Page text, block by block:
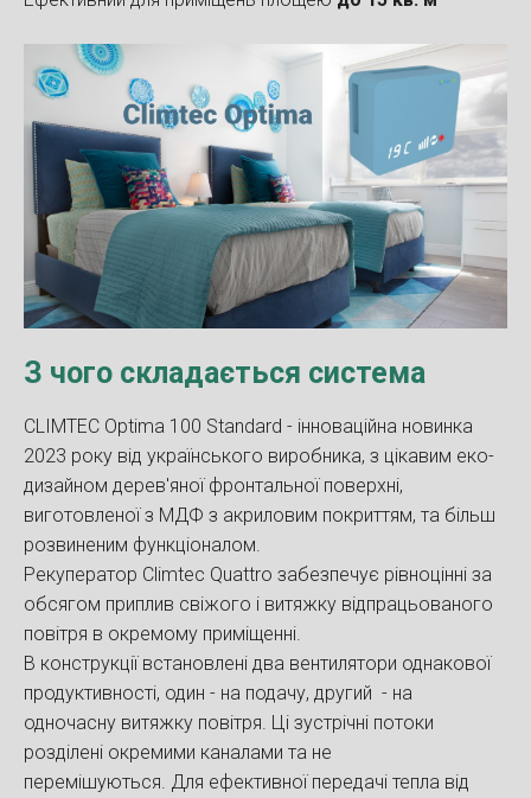
З чого складається система
CLIMTEC Optima 100 Standard - інноваційна новинка
2023 року від українського виробника, з цікавим еко-
дизайном дерев'яної фронтальної поверхні,
виготовленої з МДФ з акриловим покриттям, та більш
розвиненим функціоналом.
Рекуператор Climtec Quattro забезпечує рівноцінні за
обсягом приплив свіжого і витяжку відпрацьованого
повітря в окремому приміщенні.
В конструкції встановлені два вентилятори однакової
продуктивності, один - на подачу, другий - на
одночасну витяжку повітря. Ці зустрічні потоки
розділені окремими каналами та не
перемішуються. Для ефективної передачі тепла від